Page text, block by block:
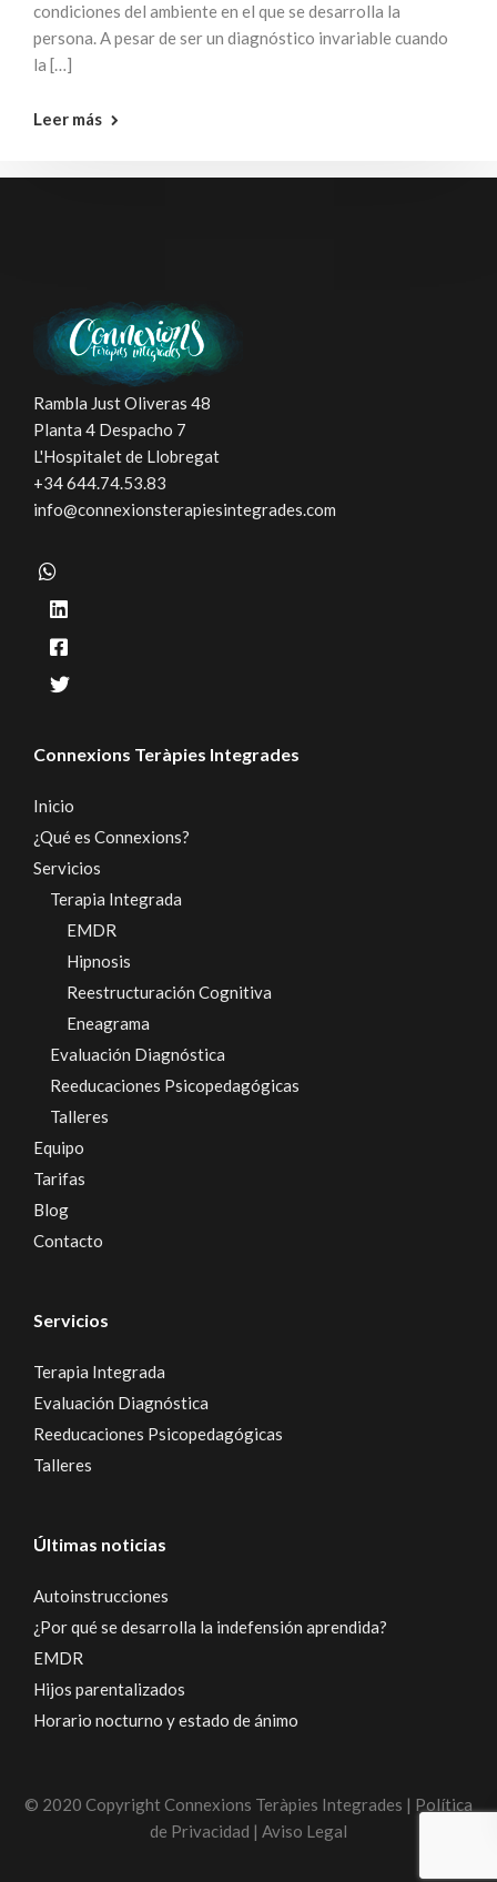
condiciones del ambiente en el que se desarrolla la
persona. A pesar de ser un diagnóstico invariable cuando
la […]
Leer más
Rambla Just Oliveras 48
Planta 4 Despacho 7
L'Hospitalet de Llobregat
+34 644.74.53.83
info@connexionsterapiesintegrades.com
Connexions Teràpies Integrades
Inicio
¿Qué es Connexions?
Servicios
Terapia Integrada
EMDR
Hipnosis
Reestructuración Cognitiva
Eneagrama
Evaluación Diagnóstica
Reeducaciones Psicopedagógicas
Talleres
Equipo
Tarifas
Blog
Contacto
Servicios
Terapia Integrada
Evaluación Diagnóstica
Reeducaciones Psicopedagógicas
Talleres
Últimas noticias
Autoinstrucciones
¿Por qué se desarrolla la indefensión aprendida?
EMDR
Hijos parentalizados
Horario nocturno y estado de ánimo
© 2020 Copyright Connexions Teràpies Integrades | Política
de Privacidad | Aviso Legal